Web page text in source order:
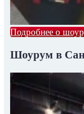
Подробнее о
Шоурум в